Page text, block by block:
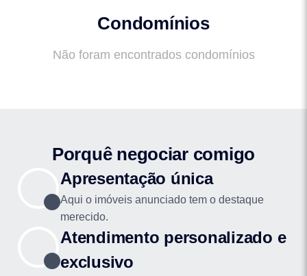
Condomínios
Não foram encontrados condomínios
Porquê negociar comigo
Apresentação única
Aqui o imóveis anunciado tem o destaque
merecido.
Atendimento personalizado e
exclusivo